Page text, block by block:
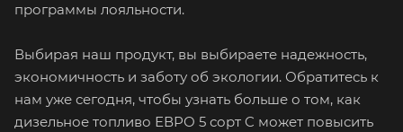
программы лояльности.
Выбирая наш продукт, вы выбираете надежность,
экономичность и заботу об экологии. Обратитесь к
нам уже сегодня, чтобы узнать больше о том, как
дизельное топливо ЕВРО 5 сорт C может повысить